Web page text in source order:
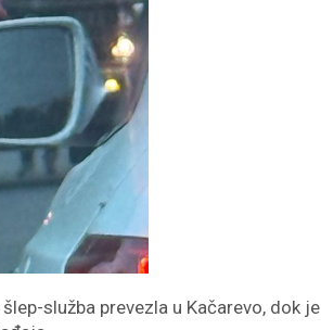
služba prevezla u Kačarevo, dok je